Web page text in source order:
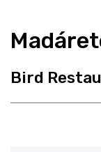
Bird
Fából készült